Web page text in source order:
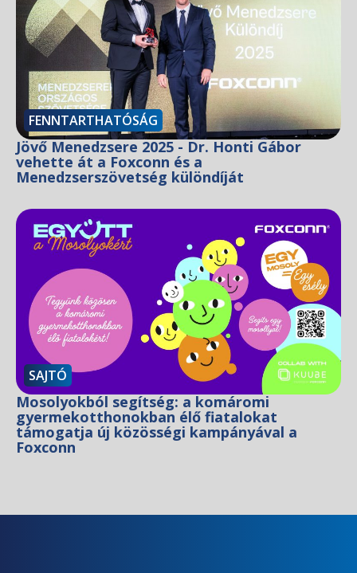
FENNTARTHATÓSÁG
Jövő Menedzsere 2025 - Dr. Honti Gábor
vehette át a Foxconn és a
Menedzserszövetség különdíját
SAJTÓ
Mosolyokból segítség: a komáromi
gyermekotthonokban élő fiatalokat
támogatja új közösségi kampányával a
Foxconn